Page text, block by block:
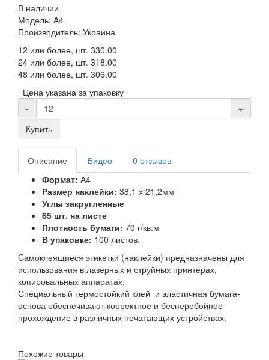
В наличии
Модель: A4
Производитель: Украина
12 или более, шт. 330.00
24 или более, шт. 318.00
48 или более, шт. 306.00
Цена указана за упаковку
-
+
Купить
Описание Видео
0 отзывов
Формат: А4
Размер наклейки: 38,1 х 21,2мм
Углы закругленные
65 шт. на листе
Плотность бумаги: 70 г/кв.м
В упаковке: 100 листов.
Cамоклеящиеся этикетки (наклейки) предназначены для
использования в лазерных и струйных принтерах,
копировальных аппаратах.
Специальный термостойкий клей и эластичная бумага-
основа обеспечивают корректное и бесперебойное
прохождение в различных печатающих устройствах.
Похожие товары